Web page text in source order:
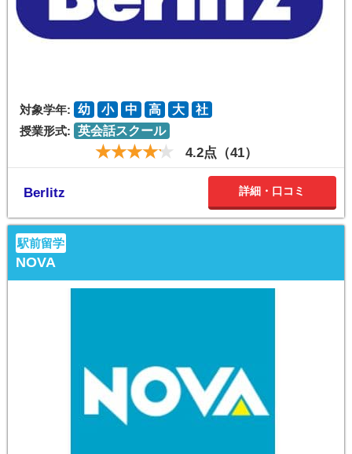
対象学年: 幼 小 中 高 大
社
授業形式: 英会話スクール
4.2点（41）
Berlitz 詳細・口コミ
駅前留学
NOVA